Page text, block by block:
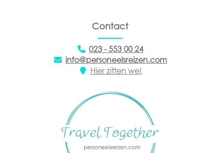
Contact
023 - 553 00 24
info@personeelsreizen.com
Hier zitten we!